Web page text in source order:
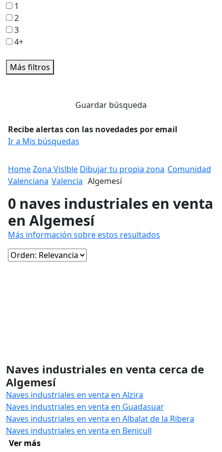
1
2
3
4+
Más filtros
Guardar búsqueda
Recibe alertas con las novedades por email
Ir a Mis búsquedas
HomeZona Vislble Dibujar tu propia zona Comunidad
Valenciana Valencia Algemesí
0 naves industriales en venta
en Algemesí
Más información sobre estos resultados
Naves industriales en venta cerca de
Algemesí
Naves industriales en venta en Alzira
Naves industriales en venta en Guadasuar
Naves industriales en venta en Albalat de la Ribera
Naves industriales en venta en Benicull
Ver más